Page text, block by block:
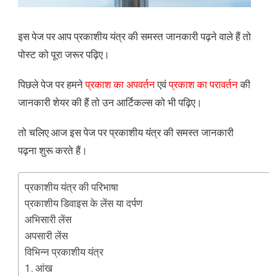
इस पेज पर आप प्रकाशीय यंत्र की समस्त जानकारी पढ़ने वाले हैं तो
पोस्ट को पूरा जरूर पढ़िए।
पिछले पेज पर हमनेप्रकाश का अपवर्तनएवंप्रकाश का परावर्तनकी
जानकारी शेयर की हैं तो उन आर्टिकल्स को भी पढ़िए।
तो चलिए आज इस पेज पर प्रकाशीय यंत्र की समस्त जानकारी
पढ़ना शुरू करते हैं।
प्रकाशीय यंत्र की परिभाषा
प्रकाशीय डिवाइस के लेंस या दर्पण
अभिसारी लेंस
अपसारी लेंस
विभिन्न प्रकाशीय यंत्र
1. आंख